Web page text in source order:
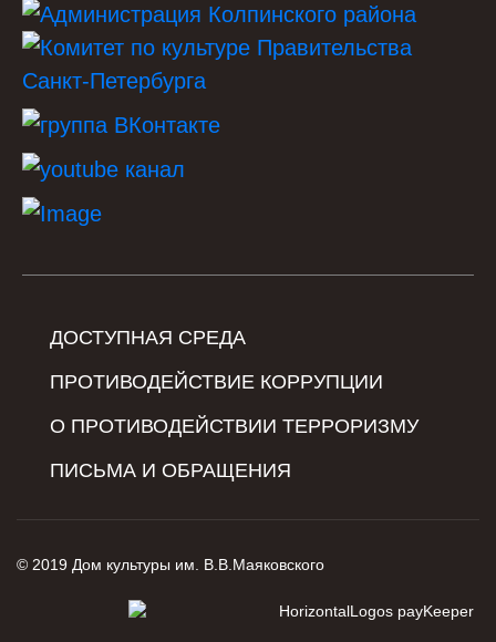
ДОСТУПНАЯ СРЕДА
ПРОТИВОДЕЙСТВИЕ КОРРУПЦИИ
О ПРОТИВОДЕЙСТВИИ ТЕРРОРИЗМУ
ПИСЬМА И ОБРАЩЕНИЯ
© 2019 Дом культуры им. В.В.Маяковского